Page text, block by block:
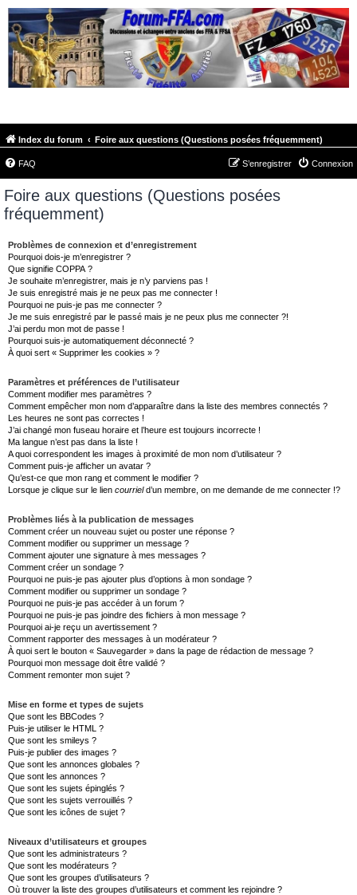
Index du forum Foire aux questions (Questions posées fréquemment)
FAQ Connexion
S’enregistrer
Foire aux questions (Questions posées
fréquemment)
Problèmes de connexion et d’enregistrement
Pourquoi dois-je m’enregistrer ?
Que signifie COPPA ?
Je souhaite m’enregistrer, mais je n’y parviens pas !
Je suis enregistré mais je ne peux pas me connecter !
Pourquoi ne puis-je pas me connecter ?
Je me suis enregistré par le passé mais je ne peux plus me connecter ?!
J’ai perdu mon mot de passe !
Pourquoi suis-je automatiquement déconnecté ?
À quoi sert « Supprimer les cookies » ?
Paramètres et préférences de l’utilisateur
Comment modifier mes paramètres ?
Comment empêcher mon nom d’apparaître dans la liste des membres connectés ?
Les heures ne sont pas correctes !
J’ai changé mon fuseau horaire et l’heure est toujours incorrecte !
Ma langue n’est pas dans la liste !
A quoi correspondent les images à proximité de mon nom d’utilisateur ?
Comment puis-je afficher un avatar ?
Qu’est-ce que mon rang et comment le modifier ?
Lorsque je clique sur le lien courrield’un membre, on me demande de me connecter !?
Problèmes liés à la publication de messages
Comment créer un nouveau sujet ou poster une réponse ?
Comment modifier ou supprimer un message ?
Comment ajouter une signature à mes messages ?
Comment créer un sondage ?
Pourquoi ne puis-je pas ajouter plus d’options à mon sondage ?
Comment modifier ou supprimer un sondage ?
Pourquoi ne puis-je pas accéder à un forum ?
Pourquoi ne puis-je pas joindre des fichiers à mon message ?
Pourquoi ai-je reçu un avertissement ?
Comment rapporter des messages à un modérateur ?
À quoi sert le bouton « Sauvegarder » dans la page de rédaction de message ?
Pourquoi mon message doit être validé ?
Comment remonter mon sujet ?
Mise en forme et types de sujets
Que sont les BBCodes ?
Puis-je utiliser le HTML ?
Que sont les smileys ?
Puis-je publier des images ?
Que sont les annonces globales ?
Que sont les annonces ?
Que sont les sujets épinglés ?
Que sont les sujets verrouillés ?
Que sont les icônes de sujet ?
Niveaux d’utilisateurs et groupes
Que sont les administrateurs ?
Que sont les modérateurs ?
Que sont les groupes d’utilisateurs ?
Où trouver la liste des groupes d’utilisateurs et comment les rejoindre ?